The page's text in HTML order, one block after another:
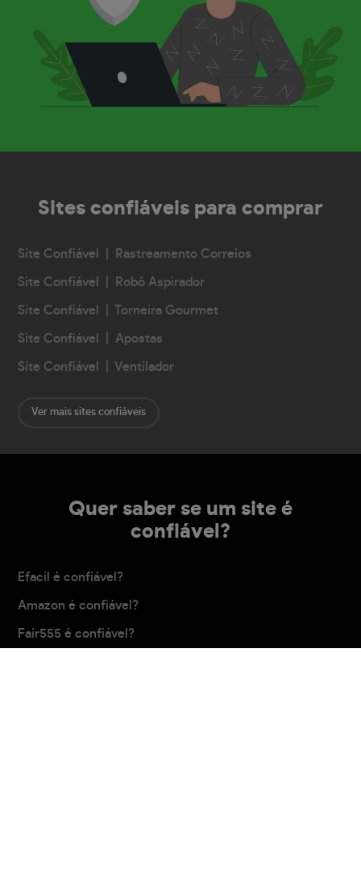
Sites confiáveis para comprar
Site Confiável | Rastreamento Correios
Site Confiável | Robô Aspirador
Site Confiável | Torneira Gourmet
Site Confiável | Apostas
Site Confiável | Ventilador
Ver mais sites confiáveis
Quer saber se um site é
confiável?
Efacil é confiável?
Amazon é confiável?
Fair555 é confiável?